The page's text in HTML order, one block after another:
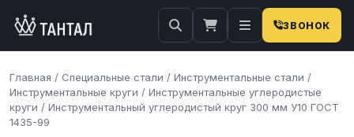
ЗВОНОК
Главная / Специальные стали / Инструментальные стали /
Инструментальные круги / Инструментальные углеродистые
круги / Инструментальный углеродистый круг 300 мм У10 ГОСТ
1435-99